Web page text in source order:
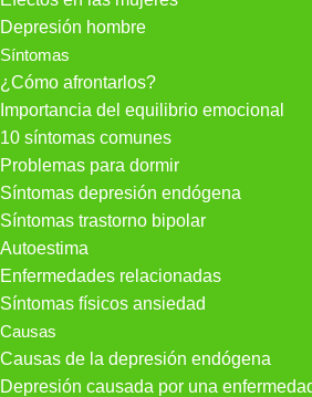
Depresión hombre
Síntomas
¿Cómo afrontarlos?
Importancia del equilibrio emocional
10 síntomas comunes
Problemas para dormir
Síntomas depresión endógena
Síntomas trastorno bipolar
Autoestima
Enfermedades relacionadas
Síntomas físicos ansiedad
Causas
Causas de la depresión endógena
Depresión causada por una